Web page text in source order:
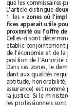
L'article distingue